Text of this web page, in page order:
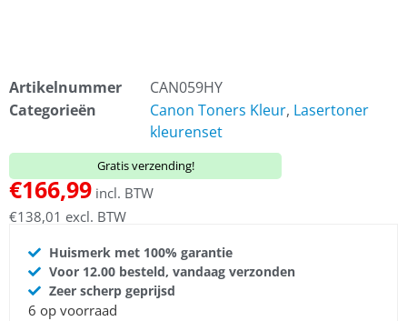
Artikelnummer
CAN059HY
Categorieën
Canon Toners Kleur, Lasertoner
kleurenset
Gratis verzending!
€166,99 incl. BTW
€138,01 excl. BTW
Huismerk met 100% garantie
Voor 12.00 besteld, vandaag verzonden
Zeer scherp geprijsd
6 op voorraad